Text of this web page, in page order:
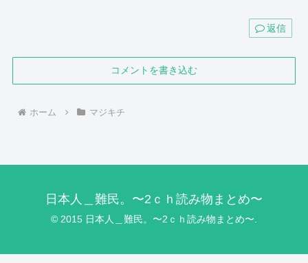
返信
コメントを書き込む
ホーム マジキチ
日本人＿難民。〜2ｃｈ読み物まとめ〜
© 2015 日本人＿難民。〜2ｃｈ読み物まとめ〜.